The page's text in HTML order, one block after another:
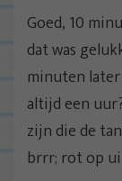
Goed, 10
dat was
minuten
altijd een
zijn die de
brrr; rot op